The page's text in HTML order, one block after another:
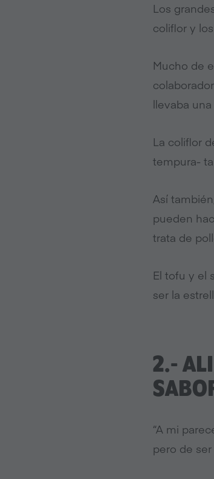
Los
coliflor y
Mucho de
llevaba
La coliflor
tempura-
Así
pueden
trata de
El tofu y el
ser la
2.-
“A mi
pero de